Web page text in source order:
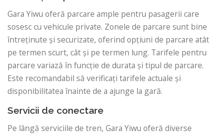
Gara Yiwu oferă parcare ample pentru pasagerii care
sosesc cu vehicule private. Zonele de parcare sunt bine
întreținute și securizate, oferind opțiuni de parcare atât
pe termen scurt, cât și pe termen lung. Tarifele pentru
parcare variază în funcție de durata și tipul de parcare.
Este recomandabil să verificați tarifele actuale și
disponibilitatea înainte de a ajunge la gară.
Servicii de conectare
Pe lângă serviciile de tren, Gara Yiwu oferă diverse